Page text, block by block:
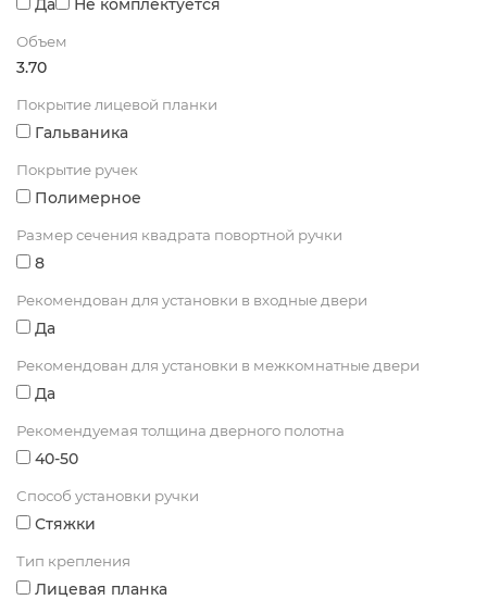
Объем
3.70
Покрытие лицевой планки
Гальваника
Покрытие ручек
Полимерное
Размер сечения квадрата повортной ручки
8
Рекомендован для установки в входные двери
Да
Рекомендован для установки в межкомнатные двери
Да
Рекомендуемая толщина дверного полотна
40-50
Способ установки ручки
Стяжки
Тип крепления
Лицевая планка